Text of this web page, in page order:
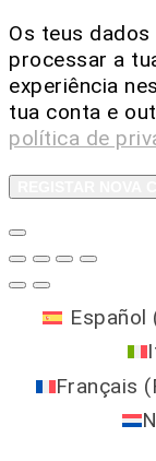
Os teus
processar a
experiência
tua conta e
política de
Español
Français (